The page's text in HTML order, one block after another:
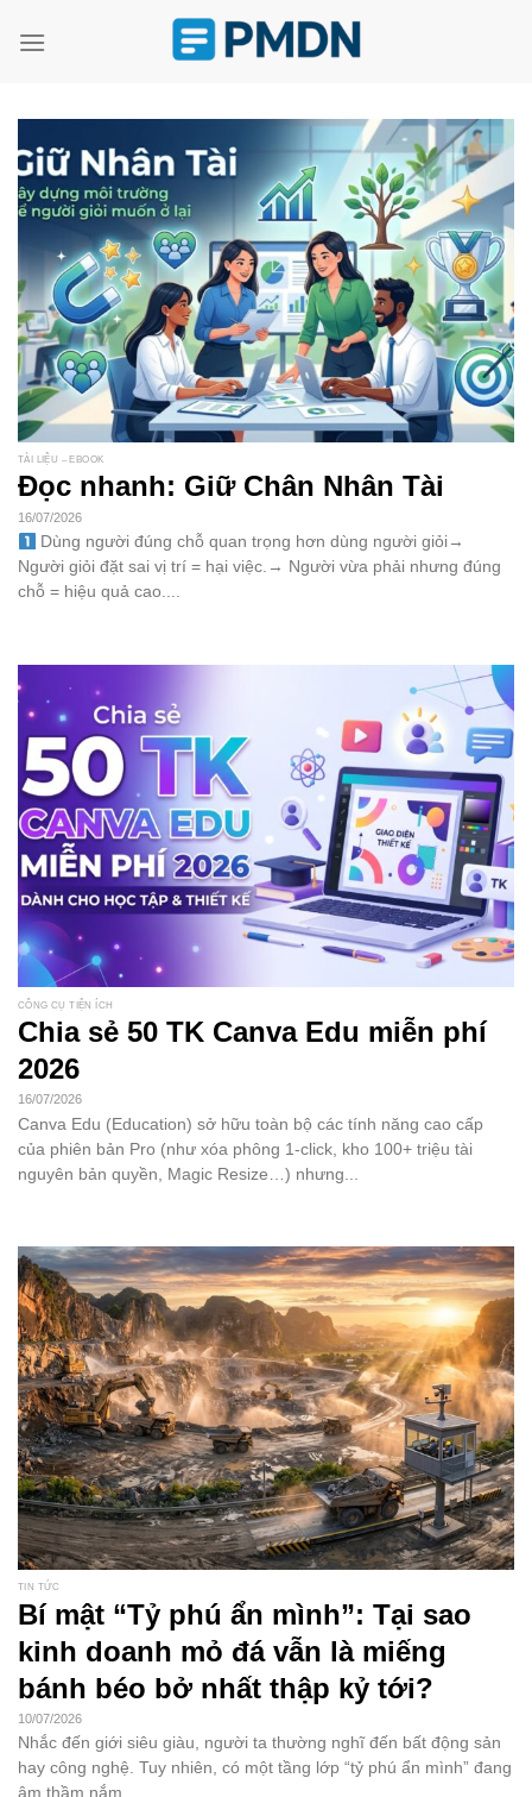
TÀI LIỆU – EBOOK
Đọc nhanh: Giữ Chân Nhân Tài
16/07/2026
Dùng người đúng chỗ quan trọng hơn dùng người giỏi→
Người giỏi đặt sai vị trí = hại việc.→ Người vừa phải nhưng đúng
chỗ = hiệu quả cao....
CÔNG CỤ TIỆN ÍCH
Chia sẻ 50 TK Canva Edu miễn phí
2026
16/07/2026
Canva Edu (Education) sở hữu toàn bộ các tính năng cao cấp
của phiên bản Pro (như xóa phông 1-click, kho 100+ triệu tài
nguyên bản quyền, Magic Resize…) nhưng...
TIN TỨC
Bí mật “Tỷ phú ẩn mình”: Tại sao
kinh doanh mỏ đá vẫn là miếng
bánh béo bở nhất thập kỷ tới?
10/07/2026
Nhắc đến giới siêu giàu, người ta thường nghĩ đến bất động sản
hay công nghệ. Tuy nhiên, có một tầng lớp “tỷ phú ẩn mình” đang
âm thầm nắm...